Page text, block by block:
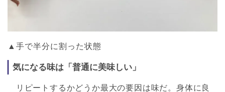
▲手で半分に割った状態
気になる味は「普通に美味しい」
リピートするかどうか最大の要因は味だ。身体に良